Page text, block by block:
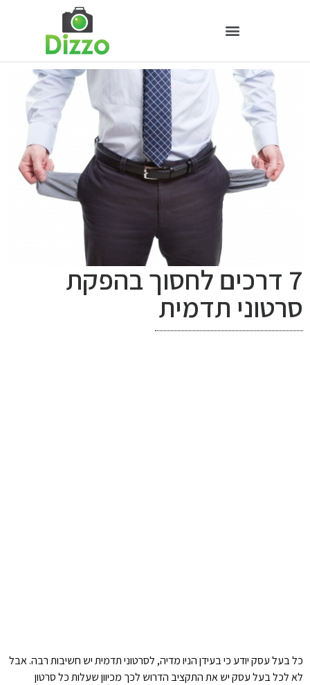
7 דרכים לחסוך בהפקת
סרטוני תדמית
כל בעל עסק יודע כי בעידן הניו מדיה, לסרטוני תדמית יש חשיבות רבה. אבל
לא לכל בעל עסק יש את התקציב הדרוש לכך מכיוון שעלות כל סרטון